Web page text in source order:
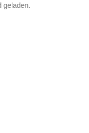
geladen.